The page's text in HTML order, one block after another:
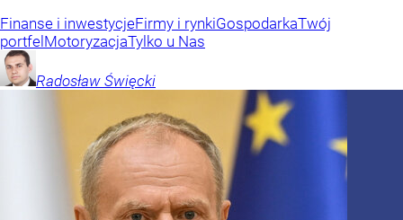
Finanse i inwestycjeFirmy i rynkiGospodarkaTwój
portfelMotoryzacjaTylko u Nas
Radosław Święcki